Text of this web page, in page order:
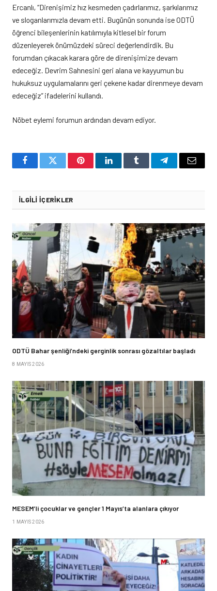
Ercanlı, “Direnişimiz hız kesmeden çadırlarımız, şarkılarımız
ve sloganlarımızla devam etti. Bugünün sonunda ise ODTÜ
öğrenci bileşenlerinin katılımıyla kitlesel bir forum
düzenleyerek önümüzdeki süreci değerlendirdik. Bu
forumdan çıkacak karara göre de direnişimize devam
edeceğiz. Devrim Sahnesini geri alana ve kayyumun bu
hukuksuz uygulamalarını geri çekene kadar direnmeye devam
edeceğiz” ifadelerini kullandı.
Nöbet eylemi forumun ardından devam ediyor.
FacebookTwitter PinterestLinkedInTumblr TelegramEmail
İLGILI İÇERIKLER
ODTÜ Bahar şenliği’ndeki gerginlik sonrası gözaltılar başladı
8 MAYIS 2026
MESEM’li çocuklar ve gençler 1 Mayıs’ta alanlara çıkıyor
1 MAYIS 2026